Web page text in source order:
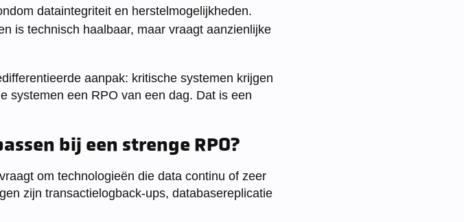
dataintegriteit en herstelmogelijkheden.
is technisch haalbaar, maar vraagt aanzienlijke
aanpak: kritische systemen krijgen
systemen een RPO van een dag. Dat is een
bij een strenge RPO?
om technologieën die data continu of zeer
zijn transactielogback-ups, databasereplicatie